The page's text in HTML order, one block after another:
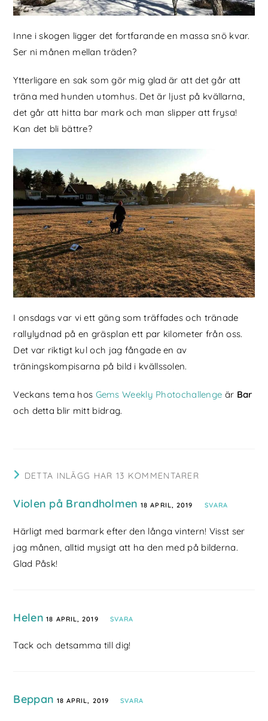
Inne i skogen ligger det fortfarande en massa snö kvar.
Ser ni månen mellan träden?
Ytterligare en sak som gör mig glad är att det går att
träna med hunden utomhus. Det är ljust på kvällarna,
det går att hitta bar mark och man slipper att frysa!
Kan det bli bättre?
I onsdags var vi ett gäng som träffades och tränade
rallylydnad på en gräsplan ett par kilometer från oss.
Det var riktigt kul och jag fångade en av
träningskompisarna på bild i kvällssolen.
Veckans tema hos Gems Weekly Photochallenge är Bar
och detta blir mitt bidrag.
DETTA INLÄGG HAR 13 KOMMENTARER
Violen på Brandholmen 18 APRIL, 2019 SVARA
Härligt med barmark efter den långa vintern! Visst ser
jag månen, alltid mysigt att ha den med på bilderna.
Glad Påsk!
Helen 18 APRIL, 2019 SVARA
Tack och detsamma till dig!
Beppan 18 APRIL, 2019 SVARA